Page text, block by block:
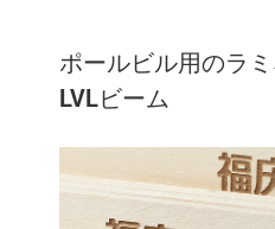
ポールビル用のラ
LVLビーム